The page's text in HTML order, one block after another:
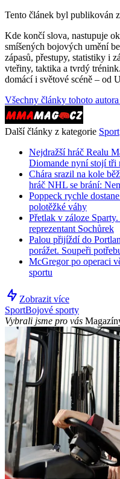
Tento článek byl publikován
Kde končí slova, nastupuje
smíšených bojových umění
zápasů, přestupy, statistiky i
vteřiny, taktika a tvrdý
domácí i světové scéně – od
Všechny články tohoto
Další články z kategorie Sport
Nejdražší hráč Realu
Diomande nyní stojí tři
Chára srazil na kole
hráč NHL se brání:
Poppeck rychle
polotěžké váhy
Přetlak v záloze
reprezentant Sochůrek
Palou přijíždí do
porážet. Soupeři
McGregor po operaci
sportu
Zobrazit více
SportBojové sporty
Vybrali jsme pro vás